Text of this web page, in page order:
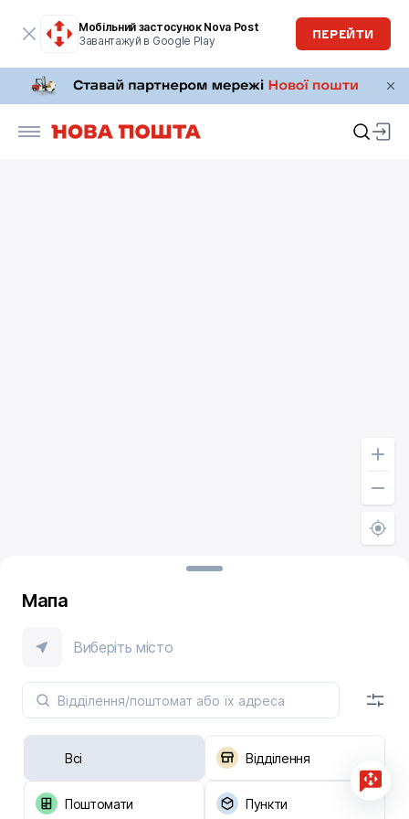
Мобільний застосунок Nova Post
Завантажуй в Google Play
ПЕРЕЙТИ
Мапа
Виберіть місто
Всі Відділення
Поштомати Пункти